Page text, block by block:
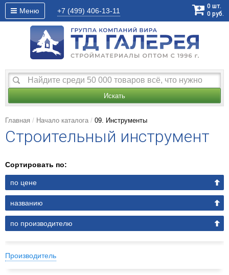
Меню +7 (499) 406-13-11
0 шт.
0 руб.
Искать
Главная Начало каталога 09. Инструменты
Строительный инструмент
Сортировать по:
по цене
названию
по производителю
Производитель